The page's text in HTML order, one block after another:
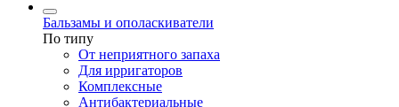
Бальзамы и ополаскиватели
По типу
От неприятного запаха
Для ирригаторов
Комплексные
Антибактериальные